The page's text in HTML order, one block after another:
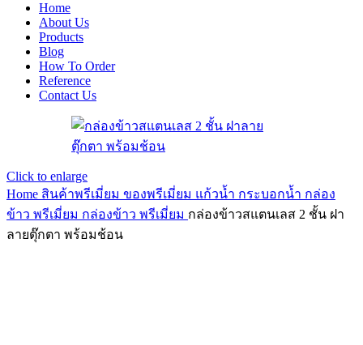
Home
About Us
Products
Blog
How To Order
Reference
Contact Us
Click to enlarge
Home สินค้าพรีเมี่ยม ของพรีเมี่ยม แก้วน้ำ กระบอกน้ำ กล่อง
ข้าว พรีเมี่ยม กล่องข้าว พรีเมี่ยม กล่องข้าวสแตนเลส 2 ชั้น ฝา
ลายตุ๊กตา พร้อมช้อน